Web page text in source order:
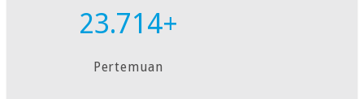
23.714+
Pertemuan